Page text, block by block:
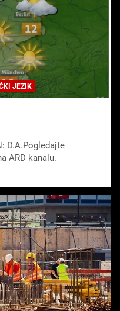
JEZIK
D.A.Pogledajte
ARD kanalu.